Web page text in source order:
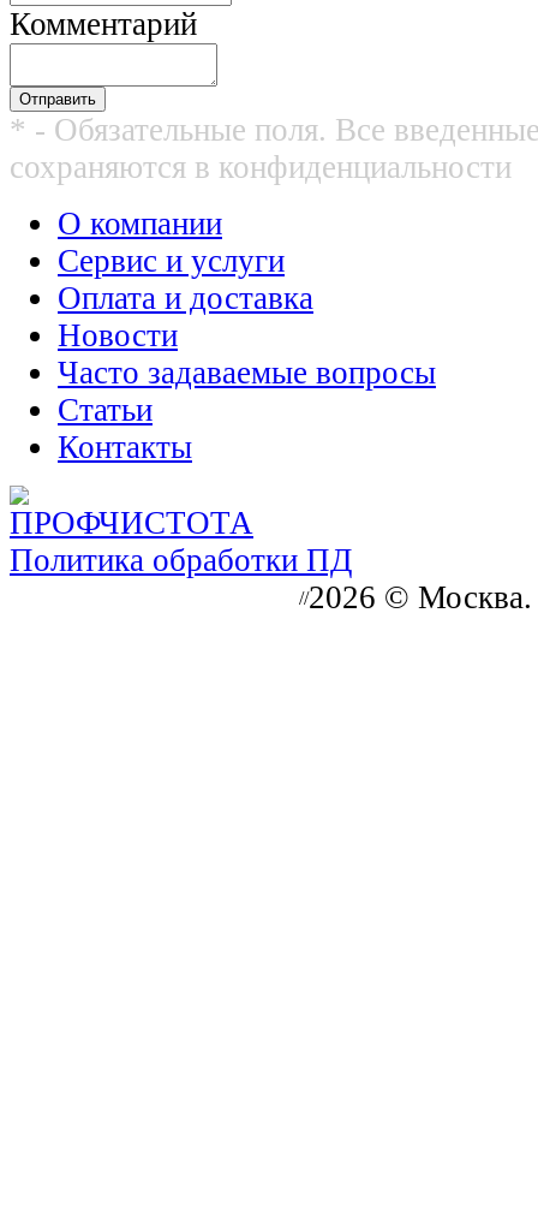
Комментарий
* - Обязательные поля. Все
сохраняются в конфиденциальности
О компании
Сервис и услуги
Оплата и доставка
Новости
Часто задаваемые вопросы
Статьи
Контакты
Политика обработки ПД
//2026 ©